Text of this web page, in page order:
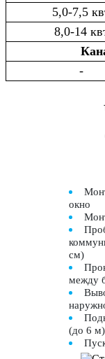
5,0-7,5
8,0-14
-
окно
см)
между
(до 6 м)